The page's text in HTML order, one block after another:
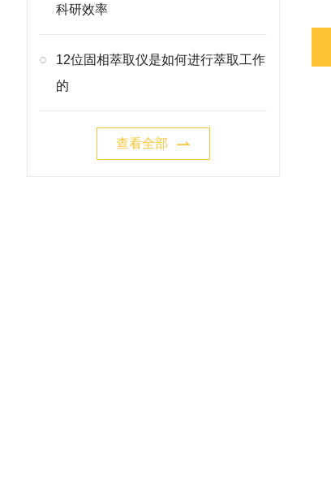
科研效率
12位固相萃取仪是如何进行萃取工作
的
查看全部